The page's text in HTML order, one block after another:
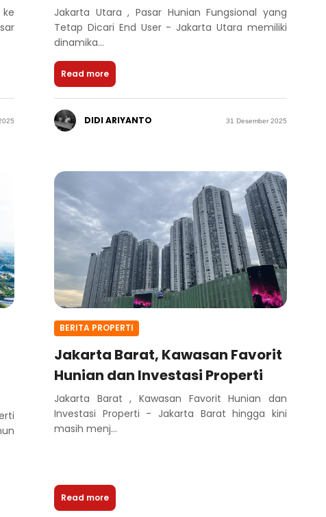
Jakarta Utara , Pasar Hunian Fungsional yang
Tetap Dicari End User - Jakarta Utara memiliki
dinamika...
Read more
DIDI ARIYANTO 31 Desember 2025
BERITA PROPERTI
Jakarta Barat, Kawasan Favorit
Hunian dan Investasi Properti
Jakarta Barat , Kawasan Favorit Hunian dan
Investasi Properti - Jakarta Barat hingga kini
masih menj...
Read more